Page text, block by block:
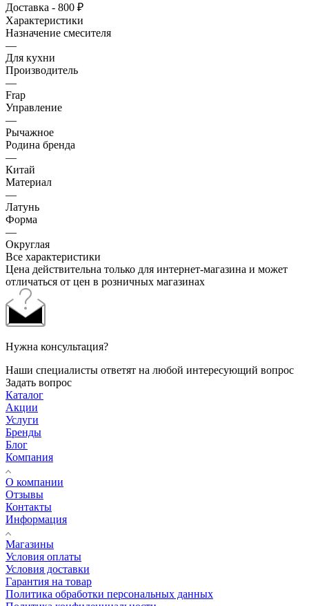
Доставка - 800 ₽
Характеристики
Назначение смесителя
—
Для кухни
Производитель
—
Frap
Управление
—
Рычажное
Родина бренда
—
Китай
Материал
—
Латунь
Форма
—
Округлая
Все характеристики
Цена действительна только для интернет-магазина и может
отличаться от цен в розничных магазинах
Нужна консультация?
Наши специалисты ответят на любой интересующий вопрос
Задать вопрос
Каталог
Акции
Услуги
Бренды
Блог
Компания
О компании
Отзывы
Контакты
Информация
Магазины
Условия оплаты
Условия доставки
Гарантия на товар
Политика обработки персональных данных